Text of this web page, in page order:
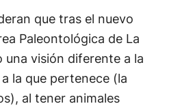
que tras el nuevo
Paleontológica de La
una visión diferente a la
la que pertenece (la
al tener animales